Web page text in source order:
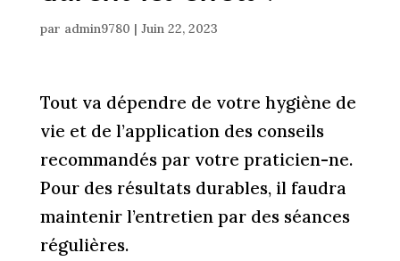
par admin9780 | Juin 22, 2023
Tout va dépendre de votre hygiène de
vie et de l’application des conseils
recommandés par votre praticien-ne.
Pour des résultats durables, il faudra
maintenir l’entretien par des séances
régulières.